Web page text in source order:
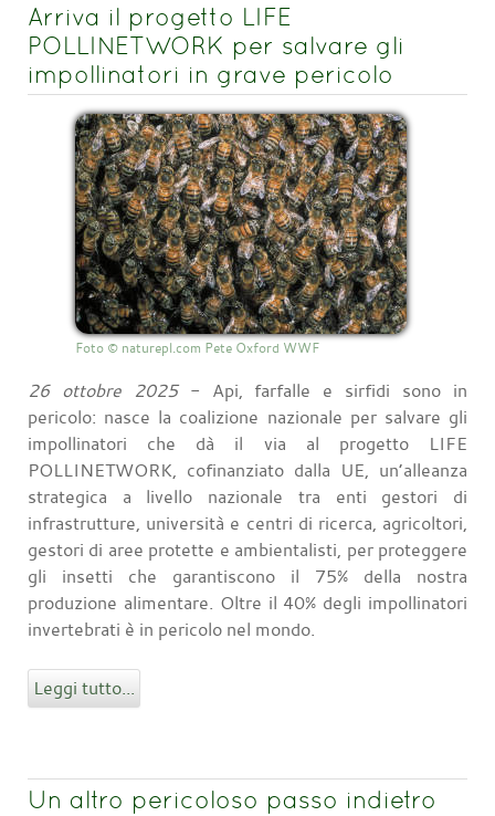
Arriva il progetto LIFE
POLLINETWORK per salvare gli
impollinatori in grave pericolo
Foto © naturepl.com Pete Oxford WWF
26 ottobre 2025- Api, farfalle e sirfidi sono in
pericolo: nasce la coalizione nazionale per salvare gli
impollinatori che dà il via al progetto LIFE
POLLINETWORK, cofinanziato dalla UE, un’alleanza
strategica a livello nazionale tra enti gestori di
infrastrutture, università e centri di ricerca, agricoltori,
gestori di aree protette e ambientalisti, per proteggere
gli insetti che garantiscono il 75% della nostra
produzione alimentare. Oltre il 40% degli impollinatori
invertebrati è in pericolo nel mondo.
Leggi tutto...
Un altro pericoloso passo indietro